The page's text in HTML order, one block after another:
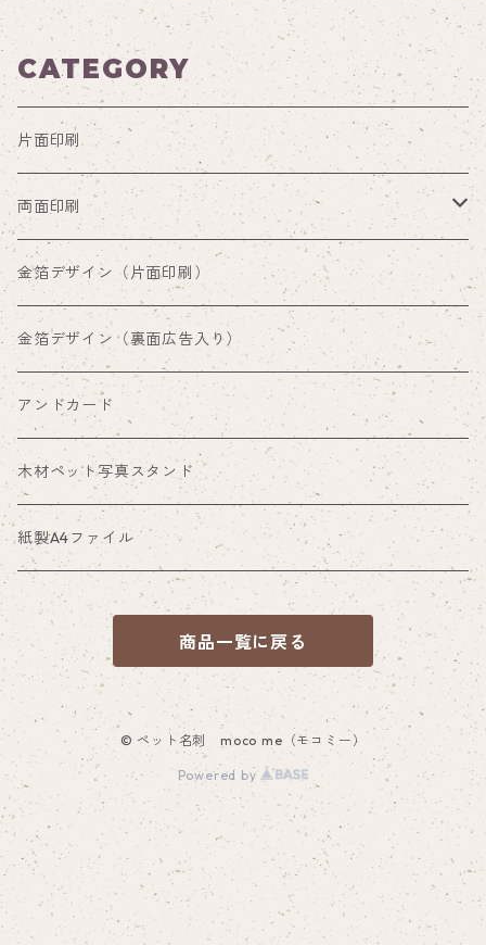
CATEGORY
片面印刷
両面印刷
両面印刷（裏面通常デザイン）
両面印刷（裏面広告入り）
金箔デザイン（片面印刷）
金箔デザイン（裏面広告入り）
アンドカード
木材ペット写真スタンド
紙製A4ファイル
商品一覧に戻る
© ペット名刺 moco me（モコミー）
Powered by